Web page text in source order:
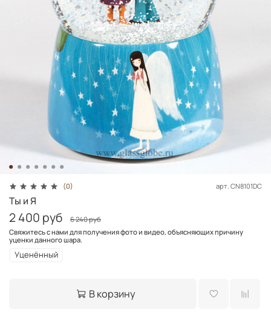
(0) арт. CN8101DC
Ты и Я
2 400 руб
6 240 руб
Свяжитесь с нами для получения фото и видео, объясняющих причину
уценки данного шара.
Уценённый
В корзину